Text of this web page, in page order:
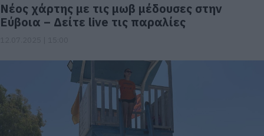
Νέος χάρτης με τις μωβ μέδουσες στην
Εύβοια – Δείτε live τις παραλίες